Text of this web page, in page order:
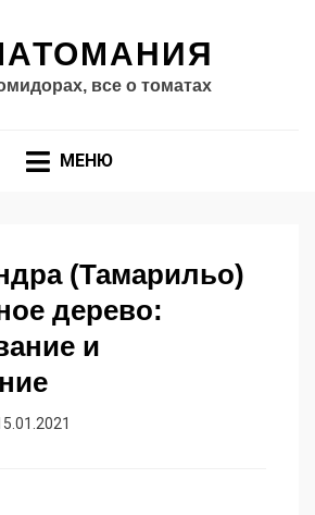
все о томатах
МЕНЮ
(Тамарильо)
дерево:
и